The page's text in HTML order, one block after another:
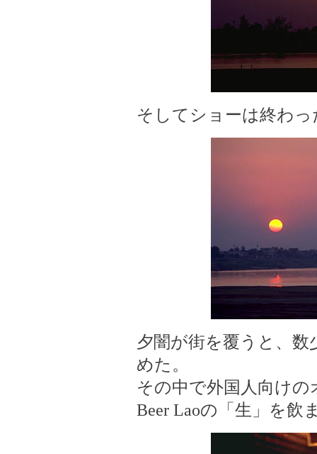
そしてショーは終わっ
夕闇が街を覆うと、
めた。
その中で外国人向け
Beer Laoの「生」を飲